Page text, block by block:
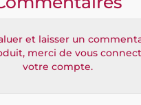
et laisser un
merci de vous
votre compte.